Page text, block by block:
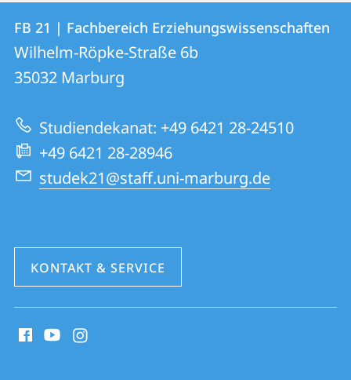
Kontakt
und
Informationen
zur
Website
Kontaktinformationen
FB
21
|
Fachbereich
Erziehungswissenschaften
FB 21 | Fachbereich Erziehungswissenschaften
Wilhelm-Röpke-Straße 6b
35032 Marburg
Studiendekanat: +49 6421 28-24510
+49 6421 28-28946
studek21@staff.uni-marburg.de
KONTAKT & SERVICE
Media